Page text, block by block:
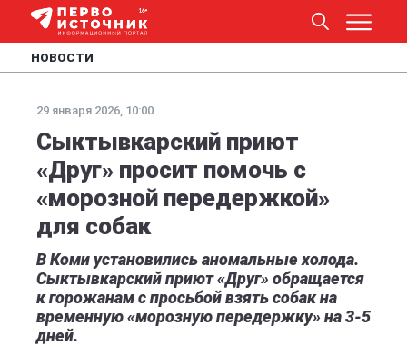
НОВОСТИ
29 января 2026, 10:00
Сыктывкарский приют
«Друг» просит помочь с
«морозной передержкой»
для собак
В Коми установились аномальные холода.
Сыктывкарский приют «Друг» обращается
к горожанам с просьбой взять собак на
временную «морозную передержку» на 3-5
дней.